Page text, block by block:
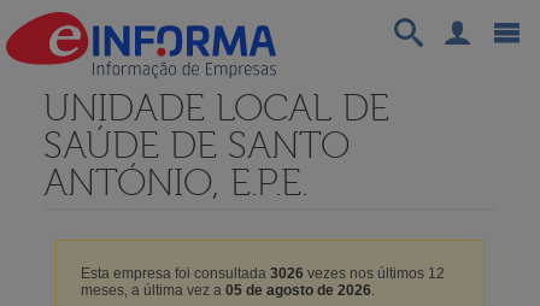
UNIDADE LOCAL DE
SAÚDE DE SANTO
ANTÓNIO, E.P.E.
Esta empresa foi consultada 3026 vezes nos últimos 12
meses, a última vez a 05 de agosto de 2026.